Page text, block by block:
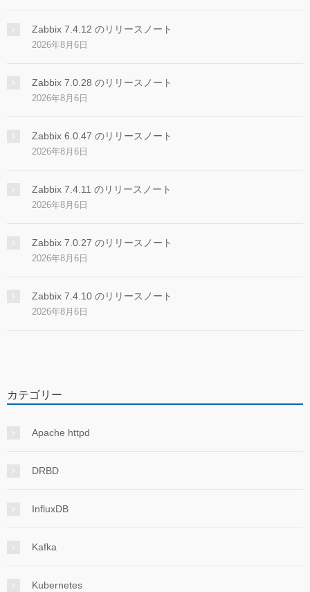
Zabbix 7.4.12 のリリースノート
2026年8月6日
Zabbix 7.0.28 のリリースノート
2026年8月6日
Zabbix 6.0.47 のリリースノート
2026年8月6日
Zabbix 7.4.11 のリリースノート
2026年8月6日
Zabbix 7.0.27 のリリースノート
2026年8月6日
Zabbix 7.4.10 のリリースノート
2026年8月6日
カテゴリー
Apache httpd
DRBD
InfluxDB
Kafka
Kubernetes